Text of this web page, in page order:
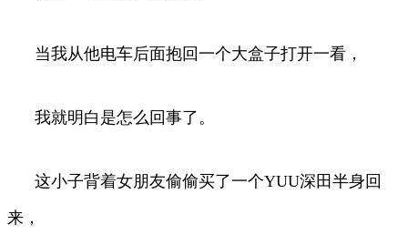
当我从他电车后面抱回一个大盒子打开一看，
我就明白是怎么回事了。
这小子背着女朋友偷偷买了一个YUU深田半身回
来，